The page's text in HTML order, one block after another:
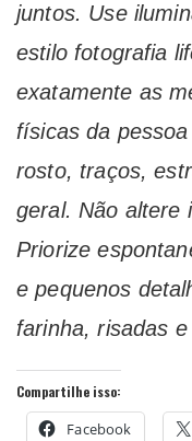
juntos. Use
estilo fotografia
exatamente as
físicas da
rosto, traços,
geral. Não altere
Priorize
e pequenos
farinha, risadas
Compartilhe isso:
Facebook